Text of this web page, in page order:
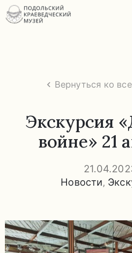
экскурсии
задаваемые
вопросы
Вернуться ко
Экскурсия
войне» 21
Новости‚